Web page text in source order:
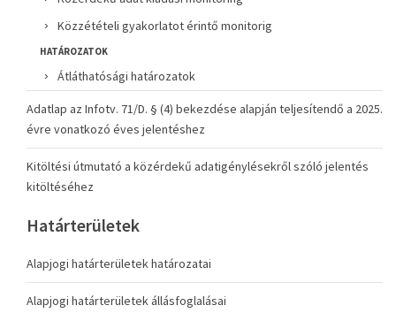
Közzétételi gyakorlatot érintő monitorig
HATÁROZATOK
Átláthatósági határozatok
Adatlap az Infotv. 71/D. § (4) bekezdése alapján teljesítendő a 2025.
évre vonatkozó éves jelentéshez
Kitöltési útmutató a közérdekű adatigénylésekről szóló jelentés
kitöltéséhez
Határterületek
Alapjogi határterületek határozatai
Alapjogi határterületek állásfoglalásai